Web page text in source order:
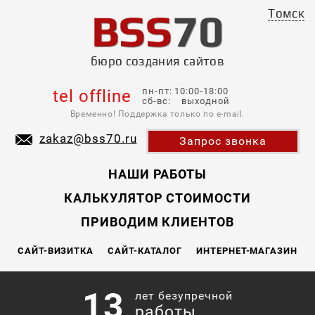
BSS70
бюро создания сайтов
Томск
tel offline
пн-пт: 10:00-18:00
сб-вс: выходной
Временно! Поддержка только по e-mail.
zakaz@bss70.ru Запрос звонка
НАШИ РАБОТЫ
КАЛЬКУЛЯТОР СТОИМОСТИ
ПРИВОДИМ КЛИЕНТОВ
САЙТ-ВИЗИТКА САЙТ-КАТАЛОГ ИНТЕРНЕТ-МАГАЗИН
13 лет безупречной